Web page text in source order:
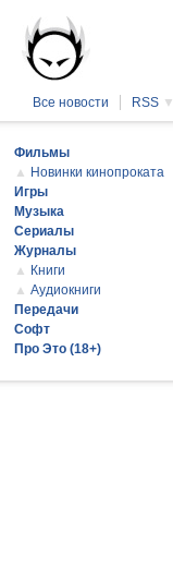
Все новости RSS ▼
Фильмы
▲ Новинки кинопроката
Игры
Музыка
Сериалы
Журналы
▲ Книги
▲ Аудиокниги
Передачи
Софт
Про Это (18+)